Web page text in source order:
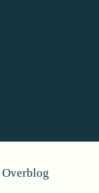
Overblog